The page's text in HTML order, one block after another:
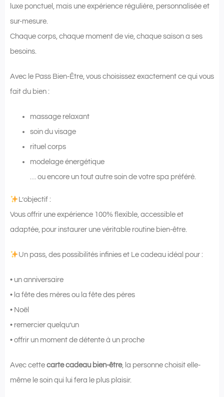
luxe ponctuel, mais une expérience régulière, personnalisée et
sur-mesure.
Chaque corps, chaque moment de vie, chaque saison a ses
besoins.
Avec le Pass Bien-Être, vous choisissez exactement ce qui vous
fait du bien :
massage relaxant
soin du visage
rituel corps
modelage énergétique
… ou encore un tout autre soin de votre spa préféré.
L’objectif :
Vous offrir une expérience 100% flexible, accessible et
adaptée, pour instaurer une véritable routine bien-être.
Un pass, des possibilités infinies et Le cadeau idéal pour :
• un anniversaire
• la fête des mères ou la fête des pères
• Noël
• remercier quelqu’un
• offrir un moment de détente à un proche
Avec cette carte cadeau bien-être, la personne choisit elle-
même le soin qui lui fera le plus plaisir.